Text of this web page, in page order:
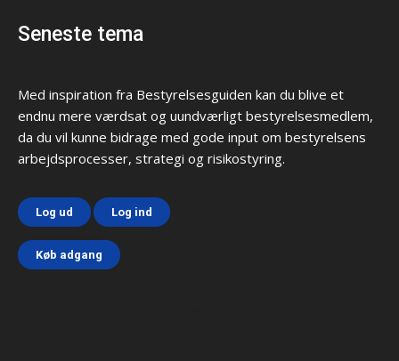
Seneste tema
Med inspiration fra Bestyrelsesguiden kan du blive et
endnu mere værdsat og uundværligt bestyrelsesmedlem,
da du vil kunne bidrage med gode input om bestyrelsens
arbejdsprocesser, strategi og risikostyring.
Log ud Log ind
Køb adgang